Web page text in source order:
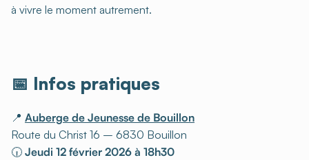
à vivre le moment autrement.
📅 Infos pratiques
📍 Auberge de Jeunesse de Bouillon
Route du Christ 16 – 6830 Bouillon
🕡 Jeudi 12 février 2026 à 18h30